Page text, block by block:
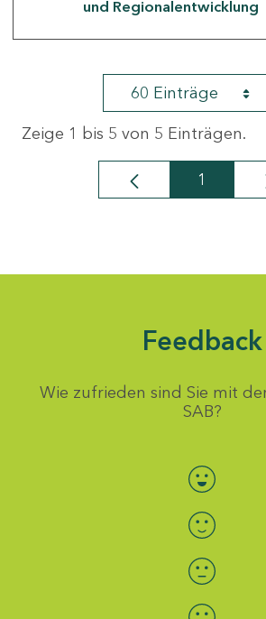
und Regionalentwicklung
60 Einträge
Zeige 1 bis 5 von 5 Einträgen.
Seite
1
Feedback
Wie zufrieden sind Sie mit
SAB?
Bewertung